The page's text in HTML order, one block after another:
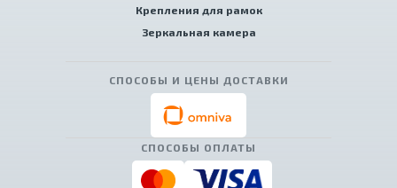
Крепления для рамок
Зеркальная камера
СПОСОБЫ И ЦЕНЫ ДОСТАВКИ
СПОСОБЫ ОПЛАТЫ